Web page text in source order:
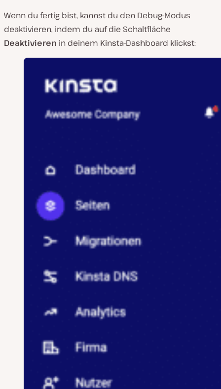
Wenn du fertig bist, kannst du den Debug-Modus
deaktivieren, indem du auf die Schaltfläche
Deaktivieren in deinem Kinsta-Dashboard klickst: